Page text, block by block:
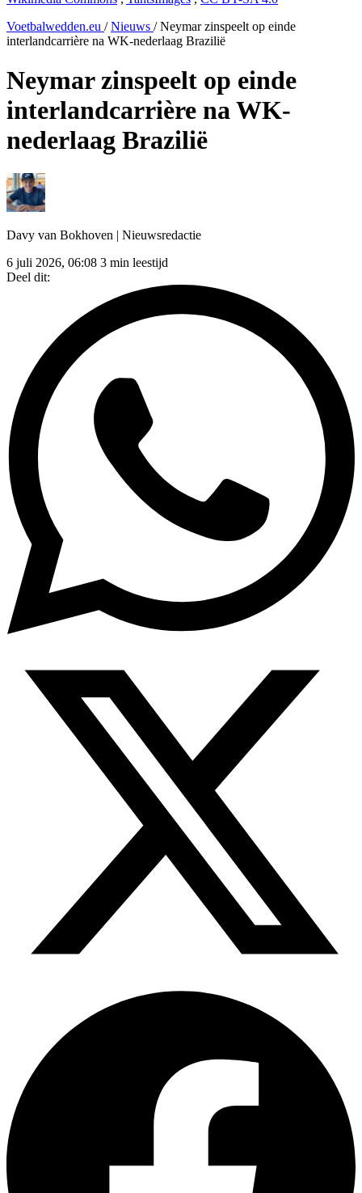
Voetbalwedden.eu / Nieuws / Neymar zinspeelt op einde
interlandcarrière na WK-nederlaag Brazilië
Neymar zinspeelt op einde
interlandcarrière na WK-
nederlaag Brazilië
Davy van Bokhoven | Nieuwsredactie
6 juli 2026, 06:08 3 min leestijd
Deel dit: